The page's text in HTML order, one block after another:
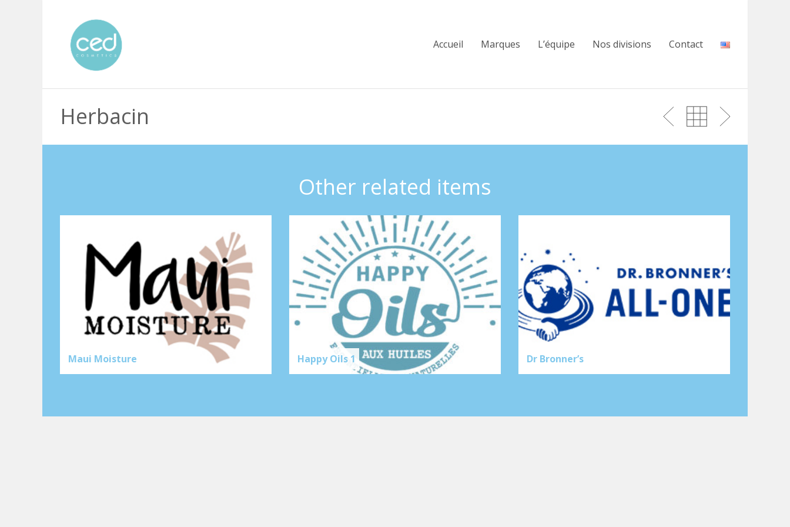
Accueil Marques L’équipe Nos divisions Contact
Herbacin
Other related items
Maui Moisture Happy Oils 1 Dr Bronner’s